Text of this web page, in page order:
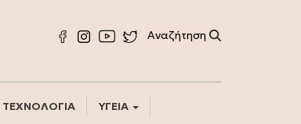
ΤΕΧΝΟΛΟΓΙΑ ΥΓΕΙΑ